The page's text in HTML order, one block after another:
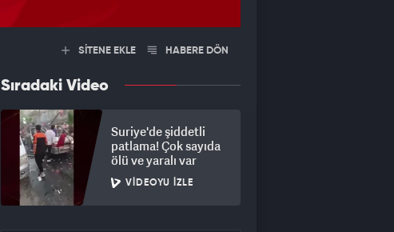
SİTENE EKLE HABERE DÖN
Sıradaki Video
Suriye'de şiddetli
patlama! Çok sayıda
ölü ve yaralı var
VIDEOYU İZLE